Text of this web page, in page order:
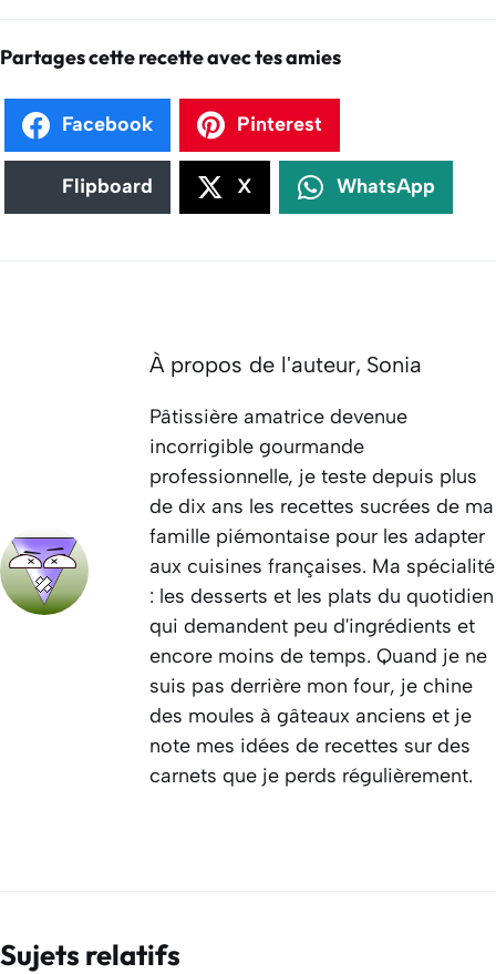
Partages cette recette avec tes amies
Facebook Pinterest
Flipboard X WhatsApp
À propos de l'auteur, Sonia
Pâtissière amatrice devenue
incorrigible gourmande
professionnelle, je teste depuis plus
de dix ans les recettes sucrées de ma
famille piémontaise pour les adapter
aux cuisines françaises. Ma spécialité
: les desserts et les plats du quotidien
qui demandent peu d'ingrédients et
encore moins de temps. Quand je ne
suis pas derrière mon four, je chine
des moules à gâteaux anciens et je
note mes idées de recettes sur des
carnets que je perds régulièrement.
Sujets relatifs